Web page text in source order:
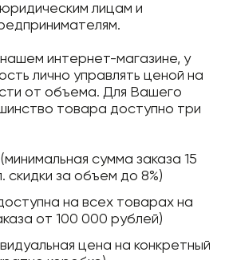
лицам и
интернет-магазине, у
лично управлять ценой на
от объема. Для Вашего
товара доступно три
сумма заказа 15
скидки за объем до 8%)
на всех товарах на
от 100 000 рублей)
цена на конкретный